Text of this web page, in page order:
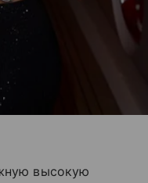
высокую